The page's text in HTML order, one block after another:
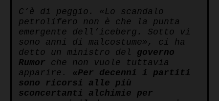
C’è di peggio. «Lo scandalo
petrolifero non è che la punta
emergente dell’iceberg. Sotto vi
sono anni di malcostume», ci ha
detto un ministro del governo
Rumor che non vuole tuttavia
apparire. «Per decenni i partiti
sono ricorsi alle più
sconcertanti alchimie per